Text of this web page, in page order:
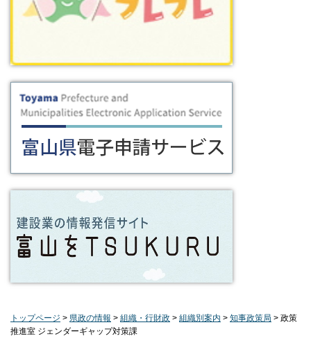
トップページ > 県政の情報 > 組織・行財政 > 組織別案内 > 知事政策局 > 政策
推進室 ジェンダーギャップ対策課